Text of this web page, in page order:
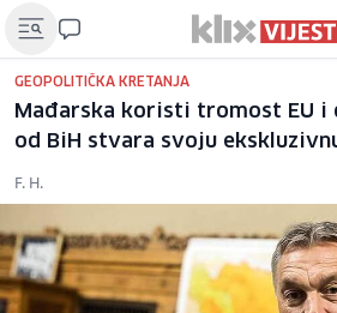
GEOPOLITIČKA KRETANJA
Mađarska koristi tromost EU i
od BiH stvara svoju
F. H.